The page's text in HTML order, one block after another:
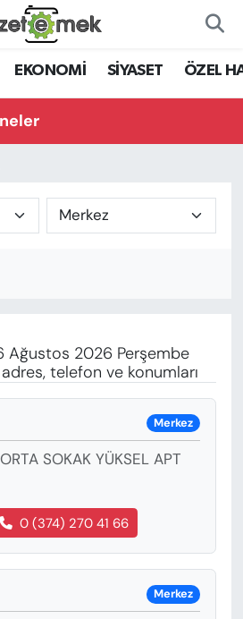
EKONOMİ SİYASET ÖZEL
Ağustos 2026 Perşembe
telefon ve konumları
Merkez
SOKAK YÜKSEL APT
0 (374) 270 41 66
Merkez
EMEK